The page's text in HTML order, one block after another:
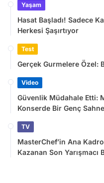
Yaşam
Hasat Başladı! Sadece
Herkesi Şaşırtıyor
Test
Gerçek Gurmelere Özel:
Video
Güvenlik Müdahale Etti:
Konserde Bir Genç
TV
MasterChef’in Ana
Kazanan Son Yarışmacı